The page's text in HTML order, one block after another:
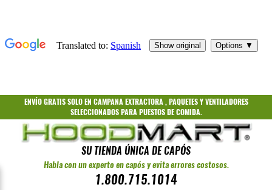
ENVÍO GRATISSOLO EN CAMPANA EXTRACTORA ,PAQUETESYVENTILADORES
SELECCIONADOS PARA PUESTOS DE COMIDA.
SU TIENDA ÚNICA DE CAPÓS
Habla con un experto en capós y evita errores costosos.
1.800.715.1014